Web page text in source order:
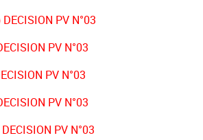
PV N°03
PV N°03
PV N°03
PV N°03
PV N°03